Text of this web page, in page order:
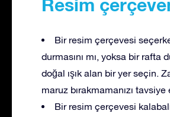
Resim
Bir resim çerçevesi
durmasını mı, yoksa bir rafta
doğal ışık alan bir yer seçin.
maruz bırakmamanızı tavsiye
Bir resim çerçevesi